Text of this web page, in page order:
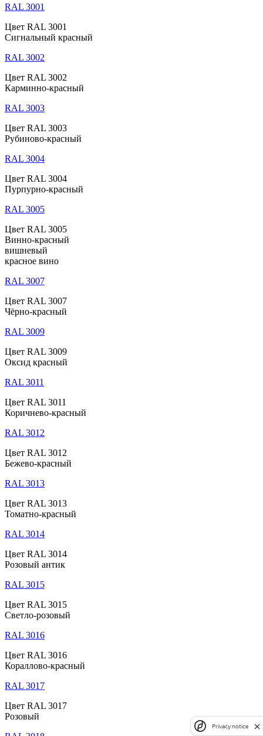
RAL 3001
Цвет RAL 3001
Сигнальный красный
RAL 3002
Цвет RAL 3002
Карминно-красный
RAL 3003
Цвет RAL 3003
Рубиново-красный
RAL 3004
Цвет RAL 3004
Пурпурно-красный
RAL 3005
Цвет RAL 3005
Винно-красный
вишневый
красное вино
RAL 3007
Цвет RAL 3007
Чёрно-красный
RAL 3009
Цвет RAL 3009
Оксид красный
RAL 3011
Цвет RAL 3011
Коричнево-красный
RAL 3012
Цвет RAL 3012
Бежево-красный
RAL 3013
Цвет RAL 3013
Томатно-красный
RAL 3014
Цвет RAL 3014
Розовый антик
RAL 3015
Цвет RAL 3015
Светло-розовый
RAL 3016
Цвет RAL 3016
Кораллово-красный
RAL 3017
Цвет RAL 3017
Розовый
Privacy notice